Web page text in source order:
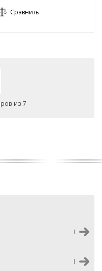
Сравнить
из 7